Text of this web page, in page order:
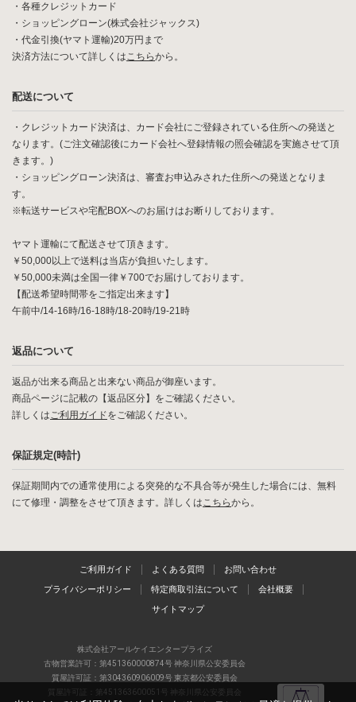
・各種クレジットカード
・ショッピングローン(株式会社ジャックス)
・代金引換(ヤマト運輸)20万円まで
決済方法について詳しくはこちらから。
配送について
・クレジットカード決済は、カード会社にご登録されている住所への発送と
なります。(ご注文確認後にカード会社へ登録情報の照会確認を実施させて頂
きます。)
・ショッピングローン決済は、審査お申込みされた住所への発送となりま
す。
※転送サービスや宅配BOXへのお届けはお断りしております。
ヤマト運輸にて配送させて頂きます。
￥50,000以上で送料は当店が負担いたします。
￥50,000未満は全国一律￥700でお届けしております。
【配送希望時間帯をご指定出来ます】
午前中/14-16時/16-18時/18-20時/19-21時
返品について
返品が出来る商品と出来ない商品が御座います。
商品ページに記載の【返品区分】をご確認ください。
詳しくはご利用ガイドをご確認ください。
保証規定(時計)
保証期間内での通常使用による突発的な不具合等が発生した場合には、無料
にて修理・調整をさせて頂きます。詳しくはこちらから。
ご利用ガイド よくある質問 お問い合わせ
プライバシーポリシー 特定商取引法について 会社概要
サイトマップ
株式会社アールケイエンタープライズ
古物営業許可：第451360000874号 神奈川県公安委員会
質屋許可証：第304360906009号 東京都公安委員会
質屋許可証：第451363600051号 神奈川県公安委員会